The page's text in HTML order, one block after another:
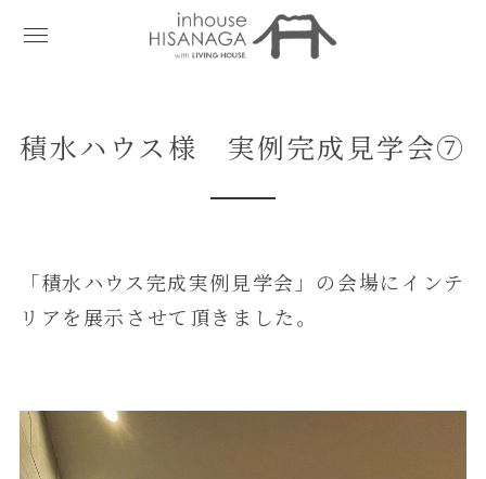
積水ハウス様 実例完成見学会⑦
「積水ハウス完成実例見学会」の会場にインテ
リアを展示させて頂きました。